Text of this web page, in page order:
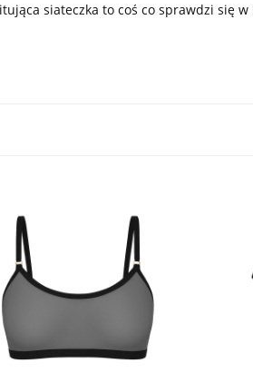
siateczka to coś co sprawdzi się